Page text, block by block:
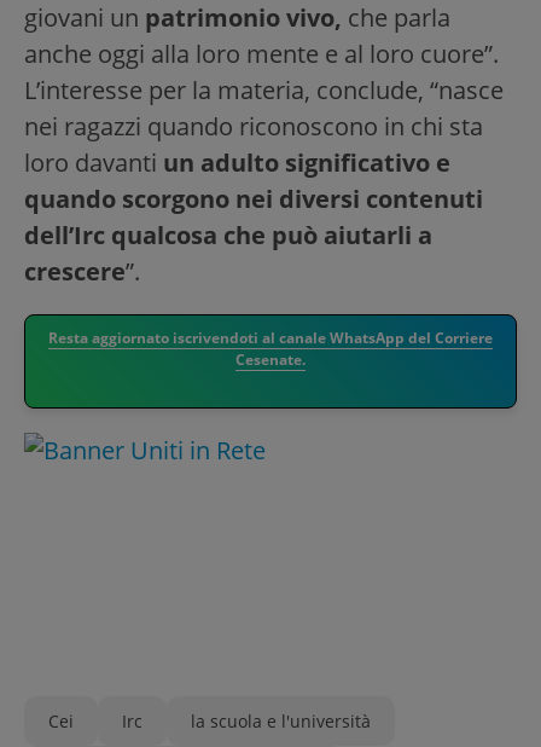
giovani un patrimonio vivo, che parla
anche oggi alla loro mente e al loro cuore”.
L’interesse per la materia, conclude, “nasce
nei ragazzi quando riconoscono in chi sta
loro davanti un adulto significativo e
quando scorgono nei diversi contenuti
dell’Irc qualcosa che può aiutarli a
crescere”.
Resta aggiornato iscrivendoti al canale WhatsApp del Corriere
Cesenate.
Cei Irc la scuola e l'università